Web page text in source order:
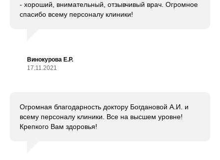
- хороший, внимательный, отзывчивый врач. Огромное
спасибо всему персоналу клиники!
Винокурова Е.Р.
17.11.2021
Огромная благодарность доктору Богдановой А.И. и
всему персоналу клиники. Все на высшем уровне!
Крепкого Вам здоровья!